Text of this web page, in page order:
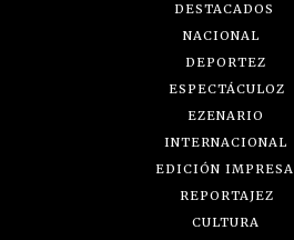
DESTACADOS
NACIONAL
DEPORTEZ
ESPECTÁCULOZ
EZENARIO
INTERNACIONAL
EDICIÓN IMPRESA
REPORTAJEZ
CULTURA